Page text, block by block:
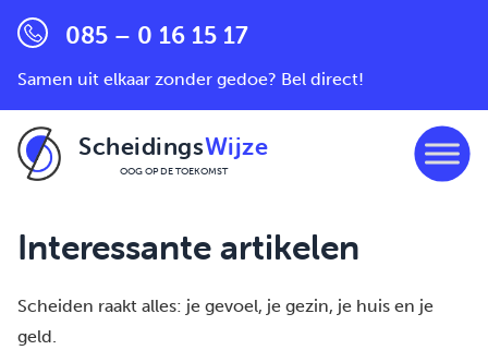
085 – 0 16 15 17
Samen uit elkaar zonder gedoe? Bel direct!
ScheidingsWijze
OOG OP DE TOEKOMST
Interessante artikelen
Scheiden raakt alles: je gevoel, je gezin, je huis en je
geld.